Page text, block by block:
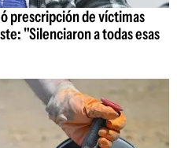
prescripción de víctimas
"Silenciaron a todas esas